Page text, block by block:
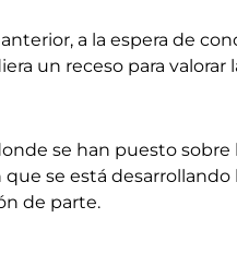
a la espera de
un receso para valorar
se han puesto
se está
de parte.